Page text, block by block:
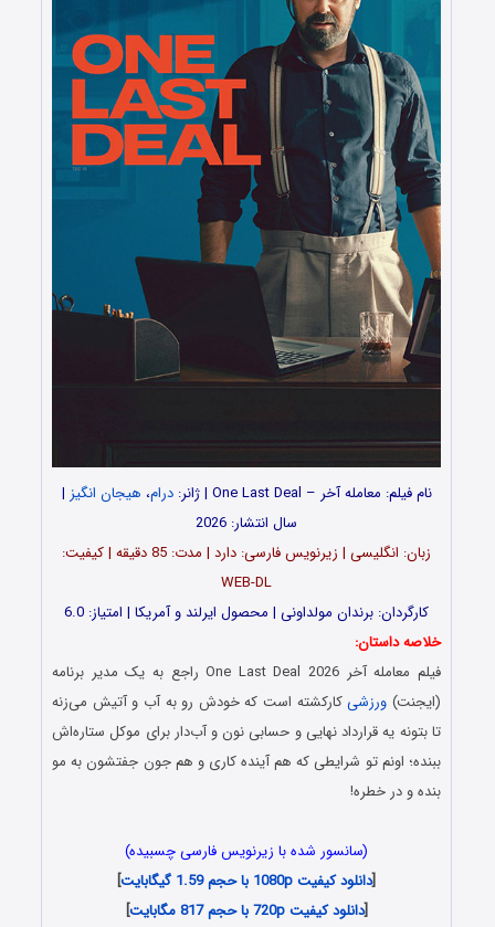
نام فیلم: معامله آخر – One Last Deal | ژانر: درام، هیجان انگیز |
سال انتشار: 2026
زبان: انگلیسی | زیرنویس فارسی: دارد | مدت: 85 دقیقه | کیفیت:
WEB-DL
کارگردان: برندان مولداونی | محصول ایرلند و آمریکا | امتیاز: 6.0
خلاصه داستان:
فیلم معامله آخر One Last Deal 2026 راجع به یک
مدیر برنامه
(ایجنت) ورزشیکارکشته است که خودش رو به آب و آتیش می‌زنه
تا بتونه یه قرارداد نهایی و حسابی نون‌ و آب‌دار برای موکل ستاره‌اش
ببنده؛ اونم تو شرایطی که هم آینده کاری و هم جون جفتشون به مو
بنده و در خطره!
(سانسور شده با زیرنویس فارسی چسبیده)
[دانلود کیفیت 1080p با حجم 1.59 گیگابایت
]
[دانلود کیفیت 720p با حجم 817 مگابایت
]